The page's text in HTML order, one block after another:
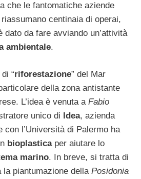
che le fantomatiche aziende
centinaia di operai,
dato da fare avviando un’attività
ambientale.
“riforestazione” del Mar
della zona antistante
L’idea è venuta a Fabio
unico di Idea, azienda
con l’Università di Palermo ha
bioplasticaper aiutare lo
marino. In breve, si tratta di
piantumazione della Posidonia